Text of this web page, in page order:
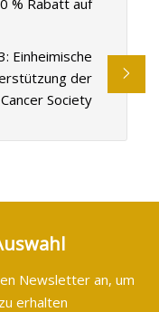
% Rabatt auf
Einheimische
der
Society
Newsletter an, um
erhalten